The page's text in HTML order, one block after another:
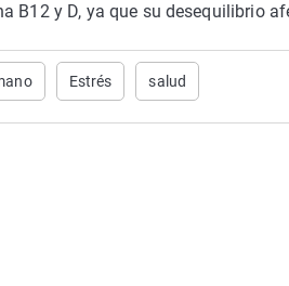
B12 y D, ya que su desequilibrio
Estrés salud